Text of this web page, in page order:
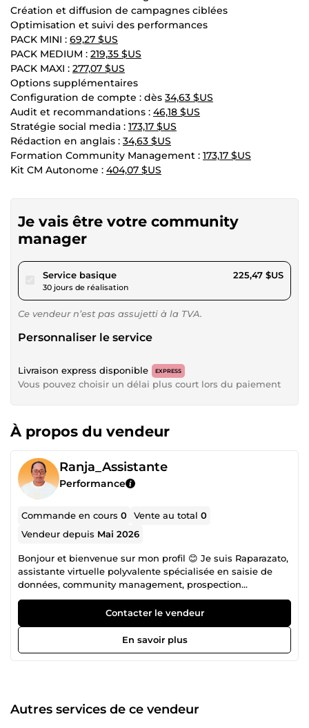
Création et diffusion de campagnes ciblées
Optimisation et suivi des performances
PACK MINI : 69,27 $US
PACK MEDIUM : 219,35 $US
PACK MAXI : 277,07 $US
Options supplémentaires
Configuration de compte : dès 34,63 $US
Audit et recommandations : 46,18 $US
Stratégie social media : 173,17 $US
Rédaction en anglais : 34,63 $US
Formation Community Management : 173,17 $US
Kit CM Autonome : 404,07 $US
Je vais être votre community
manager
Service basiquepour 207,81 $US
30 jours de réalisation
225,47 $US
Ce vendeur n’est pas assujetti à la TVA.
Personnaliser le service
Livraison express disponible EXPRESS
Vous pouvez choisir un délai plus court lors du paiement
À propos du vendeur
Ranja_Assistante
Performance
Commande en cours0 Vente au total0
Vendeur depuis Mai 2026
Bonjour et bienvenue sur mon profil 😊 Je suis Raparazato,
assistante virtuelle polyvalente spécialisée en saisie de
données, community management, prospection
commerciale, service client (SAV) et graphisme. Organisée,
créative et orientée résultats, je vous accompagne dans la
gestion efficace de vos tâches et le développement de
votre activité. 💼 Mes compétences principales : 💻
Assistance virtuelle (gestion de tâches administratives) ⌨️
contact et suivi commercial) 📩 Service client (SAV : gestion
des messages, emails et réclamations) 🎨 Graphisme
Contacter le vendeur
En savoir plus
Autres services de ce vendeur